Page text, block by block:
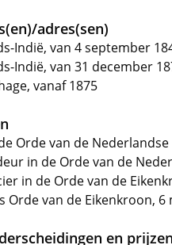
adres(sen)
Indië, van 4 september
Indië, van 31 december
vanaf 1875
Orde van de
in de Orde van de
in de Orde van de
Orde van de Eikenkroon, 6
en prijzen